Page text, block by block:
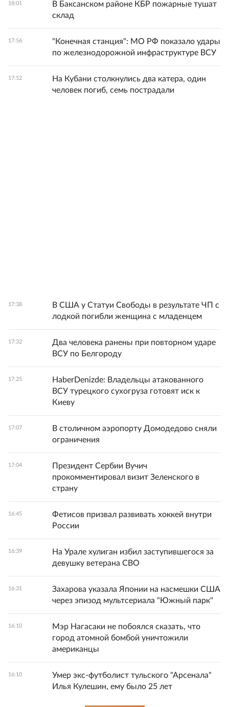
18:01
В Баксанском районе КБР пожарные тушат
склад
17:56
"Конечная станция": МО РФ показало удары
по железнодорожной инфраструктуре ВСУ
17:52
На Кубани столкнулись два катера, один
человек погиб, семь пострадали
17:38
В США у Статуи Свободы в результате ЧП с
лодкой погибли женщина с младенцем
17:32
Два человека ранены при повторном ударе
ВСУ по Белгороду
17:25
HaberDenizde: Владельцы атакованного
ВСУ турецкого сухогруза готовят иск к
Киеву
17:07
В столичном аэропорту Домодедово сняли
ограничения
17:04
Президент Сербии Вучич
прокомментировал визит Зеленского в
страну
16:45
Фетисов призвал развивать хоккей внутри
России
16:39
На Урале хулиган избил заступившегося за
девушку ветерана СВО
16:31
Захарова указала Японии на насмешки США
через эпизод мультсериала "Южный парк"
16:10
Мэр Нагасаки не побоялся сказать, что
город атомной бомбой уничтожили
американцы
16:10
Умер экс-футболист тульского "Арсенала"
Илья Кулешин, ему было 25 лет